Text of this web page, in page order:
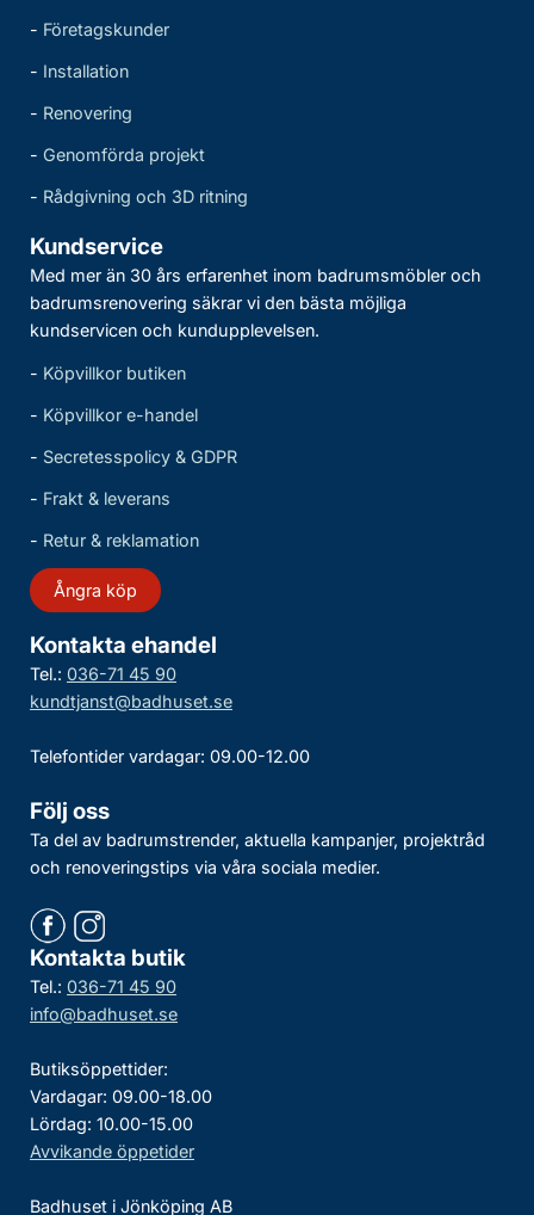
- Företagskunder
- Installation
- Renovering
- Genomförda projekt
- Rådgivning och 3D ritning
Kundservice
Med mer än 30 års erfarenhet inom badrumsmöbler och
badrumsrenovering säkrar vi den bästa möjliga
kundservicen och kundupplevelsen.
- Köpvillkor butiken
- Köpvillkor e-handel
- Secretesspolicy & GDPR
- Frakt & leverans
- Retur & reklamation
Ångra köp
Kontakta ehandel
Tel.: 036-71 45 90
kundtjanst@badhuset.se
Telefontider vardagar: 09.00-12.00
Följ oss
Ta del av badrumstrender, aktuella kampanjer, projektråd
och renoveringstips via våra sociala medier.
Kontakta butik
Tel.: 036-71 45 90
info@badhuset.se
Butiksöppettider:
Vardagar: 09.00-18.00
Lördag: 10.00-15.00
Avvikande öppetider
Badhuset i Jönköping AB